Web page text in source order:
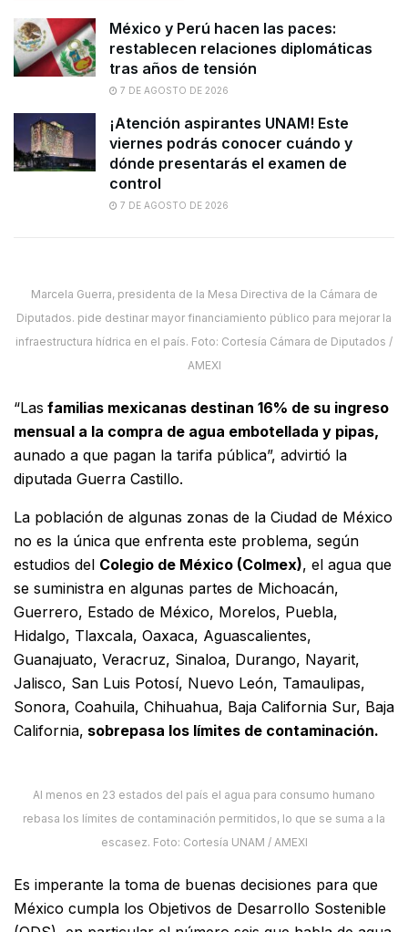
México y Perú hacen las paces:
restablecen relaciones diplomáticas
tras años de tensión
7 DE AGOSTO DE 2026
¡Atención aspirantes UNAM! Este
viernes podrás conocer cuándo y
dónde presentarás el examen de
control
7 DE AGOSTO DE 2026
Marcela Guerra, presidenta de la Mesa Directiva de la Cámara de
Diputados. pide destinar mayor financiamiento público para mejorar la
infraestructura hídrica en el país. Foto: Cortesía Cámara de Diputados /
AMEXI
“Las familias mexicanas destinan 16% de su ingreso
mensual a la compra de agua embotellada y pipas,
aunado a que pagan la tarifa pública”, advirtió la
diputada Guerra Castillo.
La población de algunas zonas de la Ciudad de México
no es la única que enfrenta este problema, según
estudios del Colegio de México (Colmex), el agua que
se suministra en algunas partes de Michoacán,
Guerrero, Estado de México, Morelos, Puebla,
Hidalgo, Tlaxcala, Oaxaca, Aguascalientes,
Guanajuato, Veracruz, Sinaloa, Durango, Nayarit,
Jalisco, San Luis Potosí, Nuevo León, Tamaulipas,
Sonora, Coahuila, Chihuahua, Baja California Sur, Baja
California, sobrepasa los límites de contaminación.
Al menos en 23 estados del país el agua para consumo humano
rebasa los límites de contaminación permitidos, lo que se suma a la
escasez. Foto: Cortesía UNAM / AMEXI
Es imperante la toma de buenas decisiones para que
México cumpla los Objetivos de Desarrollo Sostenible